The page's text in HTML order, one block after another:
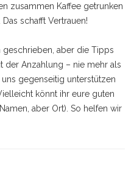
zusammen Kaffee getrunken
schafft Vertrauen!
geschrieben, aber die Tipps
der Anzahlung – nie mehr als
gegenseitig unterstützen
könnt ihr eure guten
aber Ort). So helfen wir